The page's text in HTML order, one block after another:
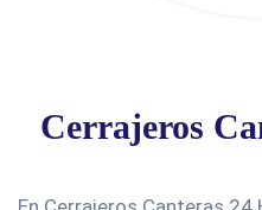
Cerrajeros